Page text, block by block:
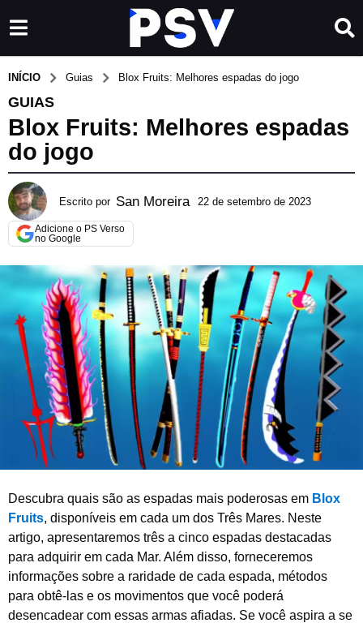
INÍCIO Guias Blox Fruits: Melhores espadas do jogo
GUIAS
Blox Fruits: Melhores espadas
do jogo
Escrito por San Moreira 22 de setembro de 2023
j
u
n
h
6
Adicione o PS Verso
no Google
Descubra quais são as espadas mais poderosas em Blox
Fruits, disponíveis em cada um dos Três Mares. Neste
artigo, apresentaremos três a cinco espadas destacadas
para adquirir em cada Mar. Além disso, forneceremos
informações sobre a raridade de cada espada, métodos
para obtê-las e os movimentos que você poderá
desencadear com essas armas afiadas. Se você aspira a se